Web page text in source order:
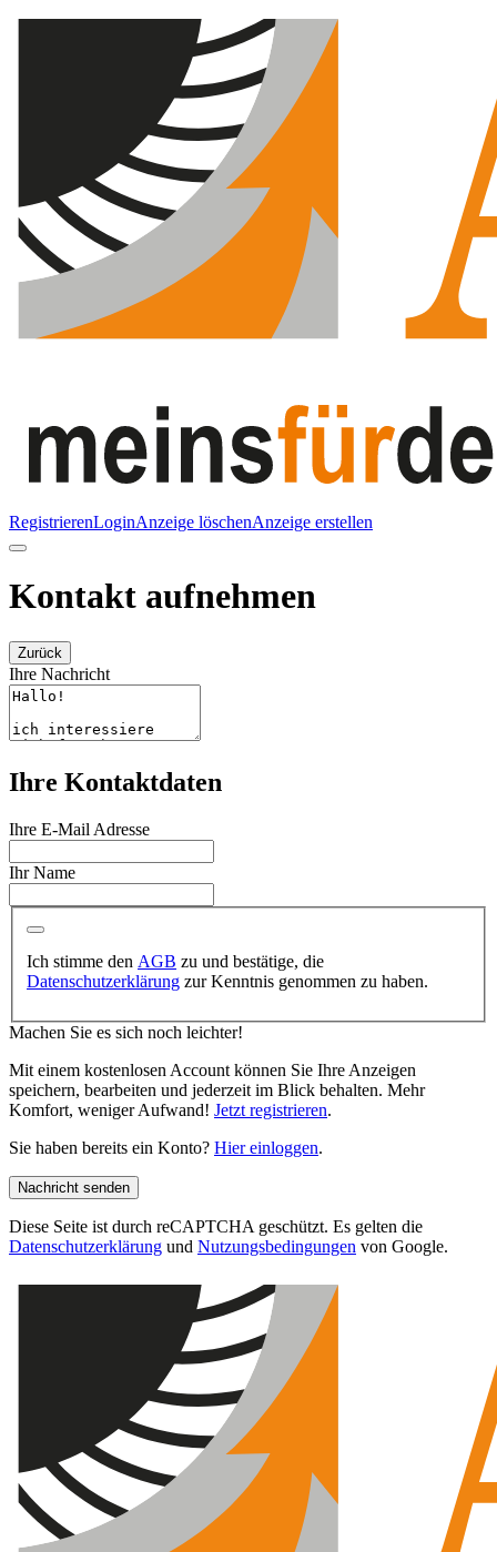
RegistrierenLoginAnzeige löschenAnzeige erstellen
Kontakt aufnehmen
Zurück
Ihre Nachricht
Ihre Kontaktdaten
Ihre E-Mail Adresse
Ihr Name
Ich stimme den AGB zu und bestätige, die
Datenschutzerklärung zur Kenntnis genommen zu haben.
Machen Sie es sich noch leichter!
Mit einem kostenlosen Account können Sie Ihre Anzeigen
speichern, bearbeiten und jederzeit im Blick behalten. Mehr
Komfort, weniger Aufwand! Jetzt registrieren.
Sie haben bereits ein Konto? Hier einloggen.
Nachricht senden
Diese Seite ist durch reCAPTCHA geschützt. Es gelten die
Datenschutzerklärung und Nutzungsbedingungen von Google.